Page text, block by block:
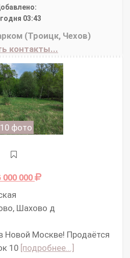
03:43
(Троицк, Чехов)
контакты...
10 фото
000 000
Шахово д
Новой Москве! Продаётся
10 [подробнее...]